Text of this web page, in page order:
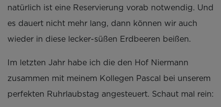
natürlich ist eine Reservierung vorab notwendig. Und
es dauert nicht mehr lang, dann können wir auch
wieder in diese lecker-süßen Erdbeeren beißen.
Im letzten Jahr habe ich die den Hof Niermann
zusammen mit meinem Kollegen Pascal bei unserem
perfekten Ruhrlaubstag angesteuert. Schaut mal rein: